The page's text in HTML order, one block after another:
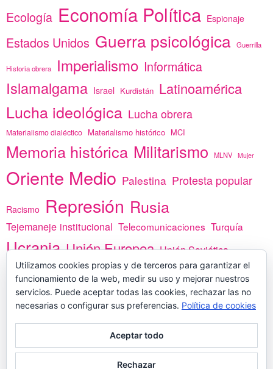
Ecología Economía Política Espionaje
Estados Unidos Guerra psicológica Guerrilla
Historia obrera Imperialismo Informática
Islamalgama Israel Kurdistán Latinoamérica
Lucha ideológica Lucha obrera
Materialismo dialéctico Materialismo histórico MCI
Memoria histórica Militarismo MLNV Mujer
Oriente Medio Palestina Protesta popular
Racismo Represión Rusia
Tejemaneje institucional Telecomunicaciones Turquía
Ucrania Unión Europea Unión Soviética
vacunas Yemen África
PREGÚNTANOS
Utilizamos cookies propias y de terceros para garantizar el
funcionamiento de la web, medir su uso y mejorar nuestros
servicios. Puede aceptar todas las cookies, rechazar las no
necesarias o configurar sus preferencias. Política de cookies
Aceptar todo
Rechazar